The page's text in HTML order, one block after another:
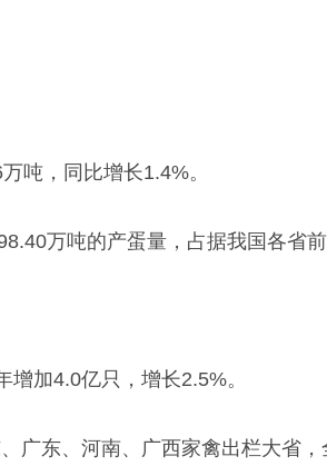
吨，同比增长1.4%。
万吨的产蛋量，占据我国各省前
加4.0亿只，增长2.5%。
广东、河南、广西家禽出栏大省